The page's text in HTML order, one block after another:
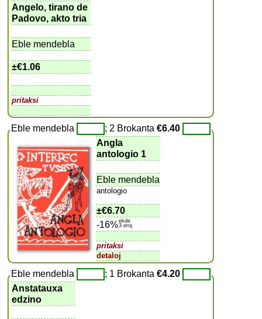
Angelo, tirano de
Padovo, akto tria
Eble mendebla
±€1.06
pritaksi
Eble mendebla ; 2 Brokanta€6.40
Angla
antologio 1
Eble mendebla
antologio
±€6.70
-16%ekde
3 eroj
pritaksi
detaloj
Eble mendebla ; 1 Brokanta€4.20
Anstatauxa
edzino